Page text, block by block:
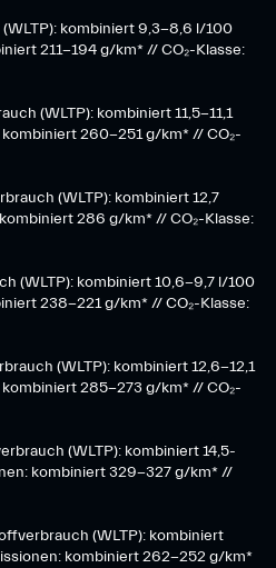
kombiniert 9,3-8,6 l/100
211-194 g/km* // CO₂-Klasse:
(WLTP): kombiniert 11,5-11,1
260-251 g/km*​ // CO₂-
(WLTP): kombiniert 12,7
286 g/km* // CO₂-Klasse:
(WLTP): kombiniert 10,6-9,7 l/100
238-221 g/km* ​// CO₂-Klasse:
(WLTP): kombiniert 12,6-12,1
285-273 g/km*​ // CO₂-
(WLTP): kombiniert 14,5-
kombiniert 329-327 g/km* //
(WLTP): kombiniert
kombiniert 262-252 g/km*